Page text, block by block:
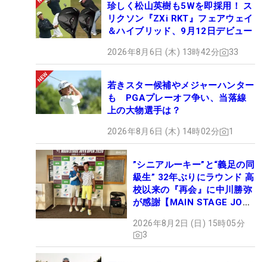
珍しく松山英樹も5Wを即採用！ ス
リクソン『ZXi RKT』フェアウェイ
＆ハイブリッド、9月12日デビュー
2026年8月6日 (木) 13時42分 33
若きスター候補やメジャーハンター
も PGAプレーオフ争い、当落線
上の大物選手は？
2026年8月6日 (木) 14時02分 1
”シニアルーキー”と“義足の同
級生” 32年ぶりにラウンド 高
校以来の『再会』に中川勝弥
が感謝【MAIN STAGE JOYX
2026年8月2日 (日) 15時05分
3